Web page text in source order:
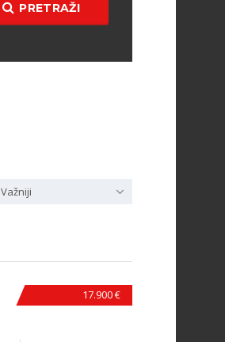
PRETRAŽI
Važniji
17.900 €